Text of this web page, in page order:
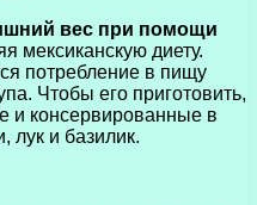
вес при помощи
мексиканскую диету.
потребление в пищу
Чтобы его приготовить,
и консервированные в
лук и базилик.